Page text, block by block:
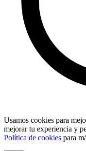
Usamos cookies para
mejorar tu experiencia y
Política de cookies para